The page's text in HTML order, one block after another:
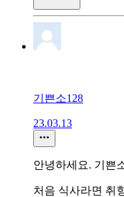
기쁜소128
23.03.13
안녕하세요. 기쁜
처음 식사라면 취